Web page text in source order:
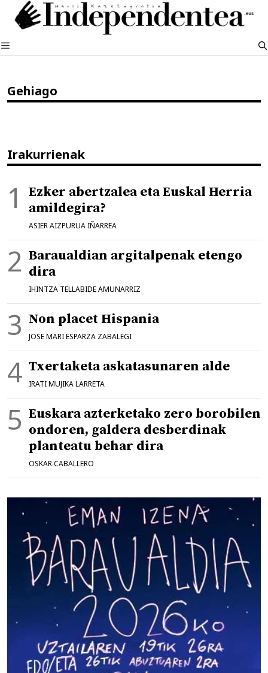
Edukira
salto
MENUA
Gehiago
Irakurrienak
Ezker abertzalea eta Euskal Herria
amildegira?
ASIER AIZPURUA IÑARREA
Baraualdian argitalpenak etengo
dira
IHINTZA TELLABIDE AMUNARRIZ
Non placet Hispania
JOSE MARI ESPARZA ZABALEGI
Txertaketa askatasunaren alde
IRATI MUJIKA LARRETA
Euskara azterketako zero borobilen
ondoren, galdera desberdinak
planteatu behar dira
OSKAR CABALLERO